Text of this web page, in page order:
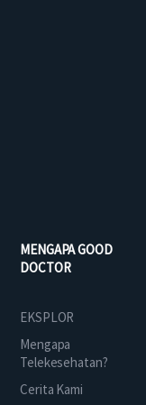
MENGAPA GOOD
DOCTOR
EKSPLOR
Mengapa
Telekesehatan?
Cerita Kami